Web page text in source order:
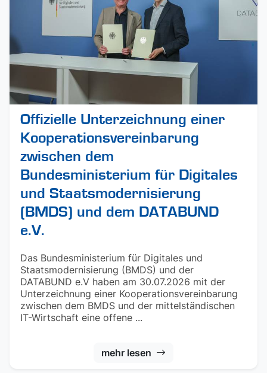
Offizielle Unterzeichnung einer
Kooperationsvereinbarung
zwischen dem
Bundesministerium für Digitales
und Staatsmodernisierung
(BMDS) und dem DATABUND
e.V.
Das Bundesministerium für Digitales und
Staatsmodernisierung (BMDS) und der
DATABUND e.V haben am 30.07.2026 mit der
Unterzeichnung einer Kooperationsvereinbarung
zwischen dem BMDS und der mittelständischen
IT-Wirtschaft eine offene ...
mehr lesen